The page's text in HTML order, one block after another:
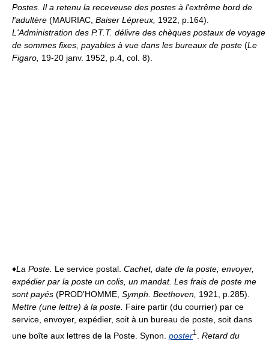
Postes. Il a retenu la receveuse des postes à l'extrême bord de
l'adultère (MAURIAC, Baiser Lépreux, 1922, p.164).
L'Administration des P.T.T. délivre des chèques postaux de voyage
de sommes fixes, payables à vue dans les bureaux de poste (Le
Figaro, 19-20 janv. 1952, p.4, col. 8).
♦La Poste. Le service postal. Cachet, date de la poste; envoyer,
expédier par la poste un colis, un mandat. Les frais de poste me
sont payés (PROD'HOMME, Symph. Beethoven, 1921, p.285).
Mettre (une lettre) à la poste. Faire partir (du courrier) par ce
service, envoyer, expédier, soit à un bureau de poste, soit dans
une boîte aux lettres de la Poste. Synon. poster1
Retard du